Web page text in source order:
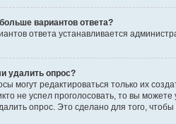
вариантов ответа?
ответа устанавливается
удалить опрос?
могут редактироваться только их
не успел проголосовать, то вы
опрос. Это сделано для того,